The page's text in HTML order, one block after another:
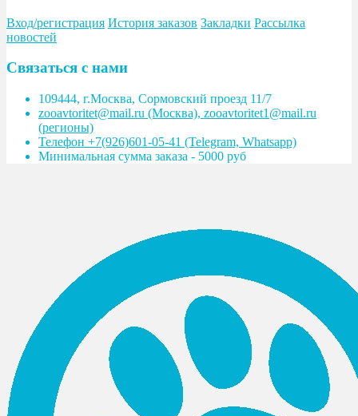
Вход/регистрация История заказов Закладки Рассылка
новостей
Связаться с нами
109444, г.Москва, Сормовский проезд 11/7
zooavtoritet@mail.ru (Москва), zooavtoritet1@mail.ru
(регионы)
Телефон +7(926)601-05-41 (Telegram, Whatsapp)
Минимальная сумма заказа - 5000 руб